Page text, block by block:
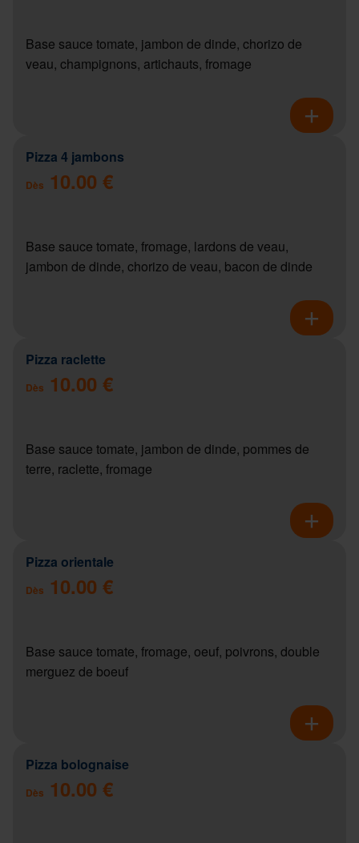
Base sauce tomate, jambon de dinde, chorizo de
veau, champignons, artichauts, fromage
Pizza 4 jambons
Dès 10.00 €
Base sauce tomate, fromage, lardons de veau,
jambon de dinde, chorizo de veau, bacon de dinde
Pizza raclette
Dès 10.00 €
Base sauce tomate, jambon de dinde, pommes de
terre, raclette, fromage
Pizza orientale
Dès 10.00 €
Base sauce tomate, fromage, oeuf, poivrons, double
merguez de boeuf
Pizza bolognaise
Dès 10.00 €